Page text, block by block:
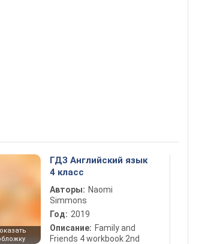
ГДЗ Английский язык
4 класс
Авторы: Naomi
Simmons
Год: 2019
Описание: Family and
Friends 4 workbook 2nd